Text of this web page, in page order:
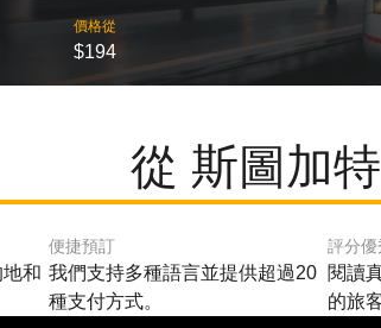
價格從
$194
從 斯圖加
和
便捷預訂
我們支持多種語言並提供超過20
種支付方式。
評分優
閱讀
的旅